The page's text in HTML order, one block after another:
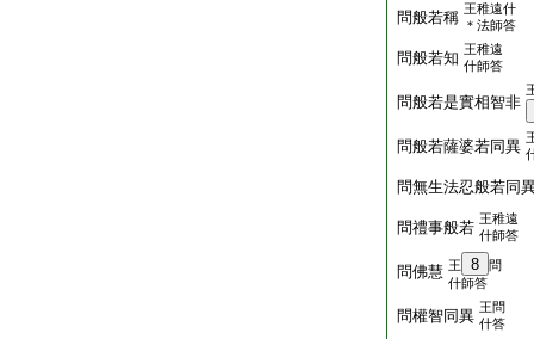
問般若稱 王稚遠什
＊法師答
問般若知 王稚遠
什師答
問般若是實相智非
問般若薩婆若同異
問無生法忍般若同
問禮事般若 王稚遠
什師答
問佛慧 王 8
問
什師答
問權智同異 王問
什答